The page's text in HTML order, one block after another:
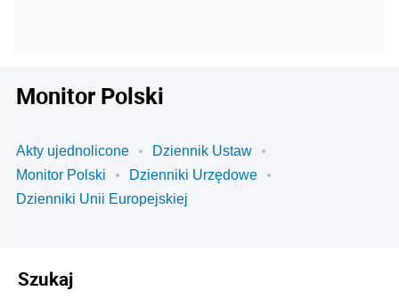
Monitor Polski
Akty ujednolicone
Dziennik Ustaw
Monitor Polski
Dzienniki Urzędowe
Dzienniki Unii Europejskiej
Szukaj